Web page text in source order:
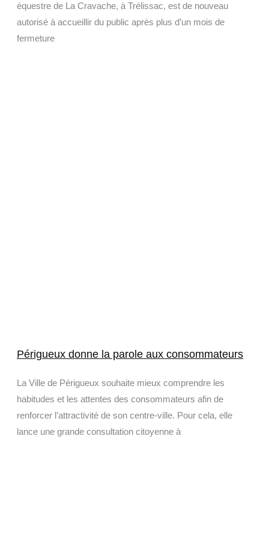
équestre de La Cravache, à Trélissac, est de nouveau
autorisé à accueillir du public après plus d’un mois de
fermeture
Périgueux donne la parole aux consommateurs
La Ville de Périgueux souhaite mieux comprendre les
habitudes et les attentes des consommateurs afin de
renforcer l’attractivité de son centre-ville. Pour cela, elle
lance une grande consultation citoyenne à